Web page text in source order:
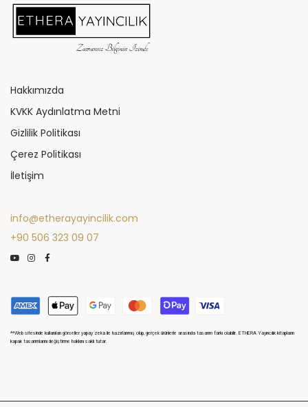
Hakkımızda
KVKK Aydınlatma Metni
Gizlilik Politikası
Çerez Politikası
İletişim
info@etherayayincilik.com
‪+90 506 323 09 07‬
**Web sitesinde kullanılan görseller yapay zeka ile hazırlanmış olup, gerçek ürünlerle arasında tasarım farkı olabilir. ETHERA Yayıncılık kitapların
kapak tasarımlarını değiştirme hakkını saklı tutar.